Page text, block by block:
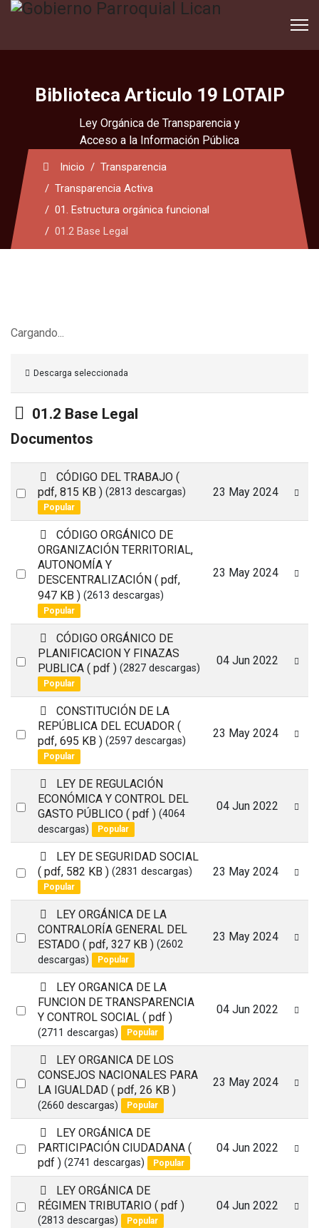
Biblioteca Articulo 19 LOTAIP
Ley Orgánica de Transparencia y
Acceso a la Información Pública
Inicio
Transparencia
Transparencia Activa
01. Estructura orgánica funcional
01.2 Base Legal
Cargando...
Descarga seleccionada
Carpeta
01.2 Base Legal
Documentos
Select
p
d
f
CÓDIGO DEL TRABAJO (
pdf, 815 KB ) (2813 descargas)
Popular
23 May 2024
Select
p
d
f
CÓDIGO ORGÁNICO DE
ORGANIZACIÓN TERRITORIAL,
AUTONOMÍA Y
DESCENTRALIZACIÓN ( pdf,
947 KB ) (2613 descargas)
Popular
23 May 2024
Select
item
p
d
f
CÓDIGO ORGÁNICO DE
PLANIFICACION Y FINAZAS
PUBLICA ( pdf ) (2827 descargas)
Popular
04 Jun 2022
Select
item
p
d
f
CONSTITUCIÓN DE LA
REPÚBLICA DEL ECUADOR (
pdf, 695 KB ) (2597 descargas)
Popular
23 May 2024
Select
item
p
d
f
LEY DE REGULACIÓN
ECONÓMICA Y CONTROL DEL
GASTO PÚBLICO ( pdf ) (4064
descargas)
Popular
04 Jun 2022
Select
p
d
f
LEY DE SEGURIDAD SOCIAL
( pdf, 582 KB ) (2831 descargas)
Popular
23 May 2024
Select
item
p
d
f
LEY ORGÁNICA DE LA
CONTRALORÍA GENERAL DEL
ESTADO ( pdf, 327 KB ) (2602
descargas)
Popular
23 May 2024
Select
item
p
d
f
LEY ORGANICA DE LA
FUNCION DE TRANSPARENCIA
Y CONTROL SOCIAL ( pdf )
(2711 descargas) Popular
04 Jun 2022
Select
item
p
d
f
LEY ORGANICA DE LOS
CONSEJOS NACIONALES PARA
LA IGUALDAD ( pdf, 26 KB )
(2660 descargas) Popular
23 May 2024
Select
p
d
f
LEY ORGÁNICA DE
PARTICIPACIÓN CIUDADANA (
pdf ) (2741 descargas) Popular
04 Jun 2022
Select
p
d
f
LEY ORGÁNICA DE
RÉGIMEN TRIBUTARIO ( pdf )
(2813 descargas) Popular
04 Jun 2022